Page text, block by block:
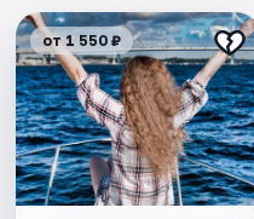
от 1 550 ₽